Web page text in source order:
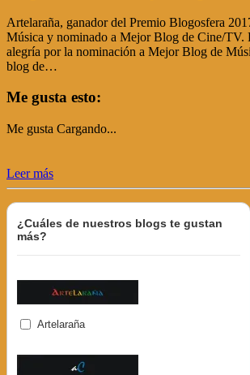
Artelaraña, ganador del Premio Blogosfera
Música y nominado a Mejor Blog de Cine/TV.
alegría por la nominación a Mejor Blog de
blog de…
Me gusta esto:
Me gusta Cargando...
Leer más
¿Cuáles de nuestros blogs te gustan
más?
Artelaraña